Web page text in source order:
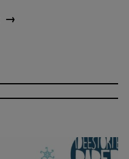
Ideestortepaper
→